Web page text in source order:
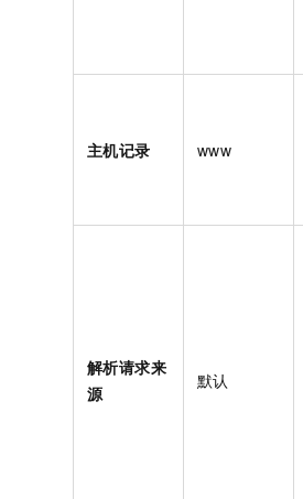
主机记录 www
解析请求来
源
默认